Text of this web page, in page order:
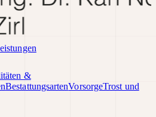
&
BestattungsartenVorsorgeTrost und